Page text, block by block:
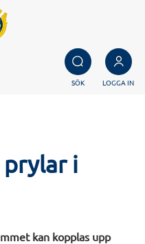
SÖK LOGGA IN
i
kan kopplas upp